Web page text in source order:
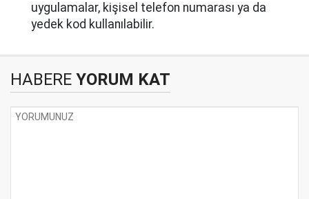
uygulamalar, kişisel telefon numarası ya da
yedek kod kullanılabilir.
HABERE YORUM KAT